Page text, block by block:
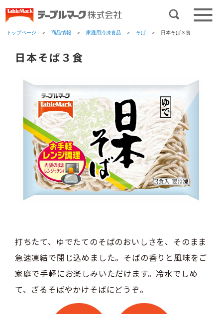
トップページ ＞商品情報 ＞家庭用冷凍食品 ＞ そば ＞ 日本そば３食
打ちたて、ゆでたてのそばのおいしさを、そのまま
急速凍結で閉じ込めました。そばの香りと風味をご
家庭で手軽にお楽しみいただけます。冷水でしめ
て、ざるそばやかけそばにどうぞ。
日本そば３食